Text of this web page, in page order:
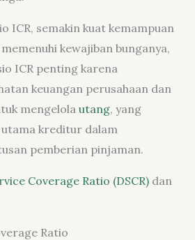
ICR, semakin kuat kemampuan
kewajiban bunganya,
ICR penting karena
keuangan perusahaan dan
mengelola utang, yang
kreditur dalam
pemberian pinjaman.
Coverage Ratio (DSCR)dan
Ratio